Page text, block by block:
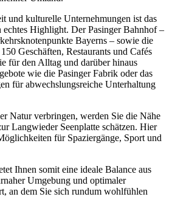
und kulturelle Unternehmungen ist das
echtes Highlight. Der Pasinger Bahnhof –
Bayerns – sowie die
Geschäften, Restaurants und Cafés
für den Alltag und darüber hinaus
wie die Pasinger Fabrik oder das
für abwechslungsreiche Unterhaltung
Natur verbringen, werden Sie die Nähe
Langwieder Seenplatte schätzen. Hier
für Spaziergänge, Sport und
Ihnen somit eine ideale Balance aus
Umgebung und optimaler
an dem Sie sich rundum wohlfühlen